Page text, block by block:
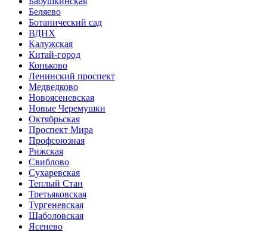
Беляево
Ботанический сад
ВДНХ
Калужская
Китай-город
Коньково
Ленинский проспект
Медведково
Новоясе­невская
Новые Черемушки
Октябрьская
Проспект Мира
Профсоюзная
Рижская
Свиблово
Сухаревская
Теплый Стан
Третьяковская
Тургеневская
Шаболовская
Ясенево